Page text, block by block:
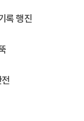
록 행진